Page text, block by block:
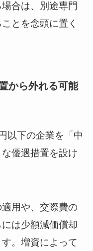
合は、別途専門
とを念頭に置く
から外れる可能
以下の企業を「中
優遇措置を設け
用や、交際費の
は少額減価償却
。増資によって